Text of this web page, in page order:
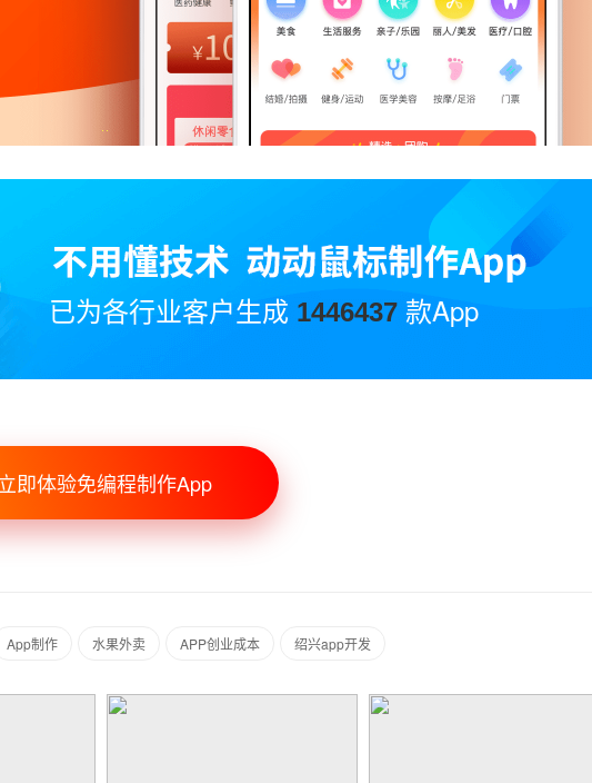
已为各行业客户生成 1446437 款App
即体验免编程制作App
​App制作 水果外卖 APP创业成本 绍兴app开发